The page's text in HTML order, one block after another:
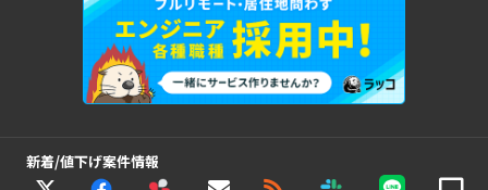
新着/値下げ案件情報